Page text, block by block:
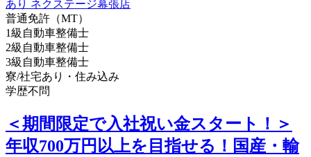
普通免許（MT）
1級自動車整備士
2級自動車整備士
3級自動車整備士
寮/社宅あり・住み込み
学歴不問
＜期間限定で入社祝い金スタート！＞
年収700万円以上を目指せる！国産・輸